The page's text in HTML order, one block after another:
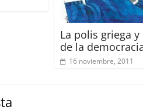
La polis griega
de la
16 noviembre, 2011